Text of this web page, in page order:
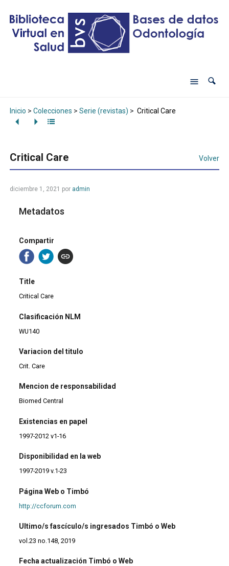
Inicio > Colecciones > Serie (revistas) > Critical Care
Critical Care Volver
diciembre 1, 2021 por admin
Metadatos
Compartir
Title
Critical Care
Clasificación NLM
WU140
Variacion del titulo
Crit. Care
Mencion de responsabilidad
Biomed Central
Existencias en papel
1997-2012 v1-16
Disponibilidad en la web
1997-2019 v.1-23
Página Web o Timbó
http://ccforum.com
Ultimo/s fascículo/s ingresados Timbó o Web
vol.23 no.148, 2019
Fecha actualización Timbó o Web